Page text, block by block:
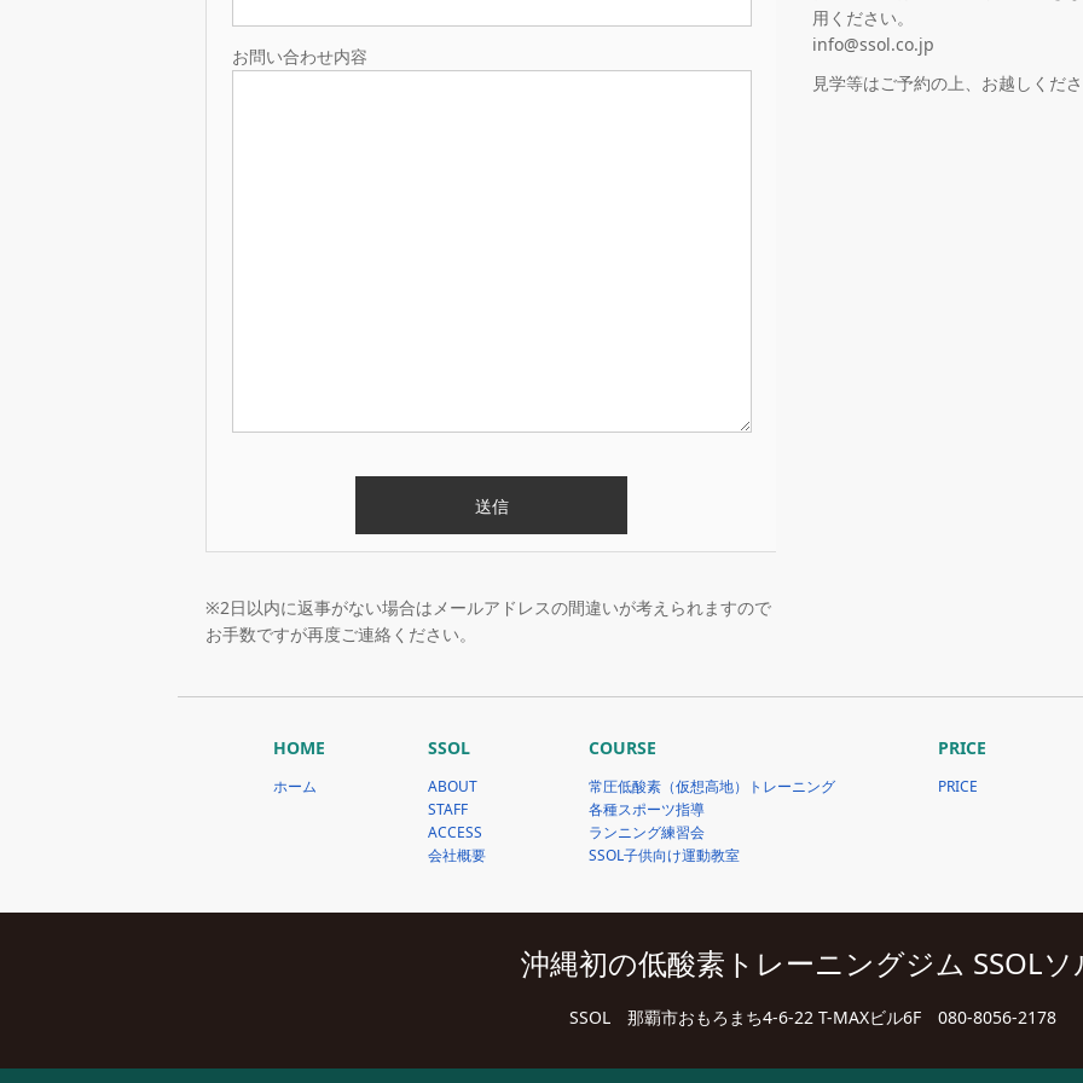
お問い合わせ内容
※2日以内に返事がない場合はメールアドレスの間違いが考えられますので
お手数ですが再度ご連絡ください。
用ください。
info@ssol.co.jp
見学等はご予約の上、お越しくだ
HOME
ホーム
SSOL
ABOUT
STAFF
ACCESS
会社概要
COURSE
常圧低酸素（仮想高地）トレーニング
各種スポーツ指導
ランニング練習会
SSOL子供向け運動教室
PRICE
PRICE
沖縄初の低酸素トレーニングジム SSOLソ
SSOL 那覇市おもろまち4-6-22 T-MAXビル6F 080-8056-2178